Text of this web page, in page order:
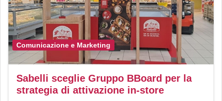
Comunicazione e Marketing
Sabelli sceglie Gruppo BBoard per la
strategia di attivazione in-store